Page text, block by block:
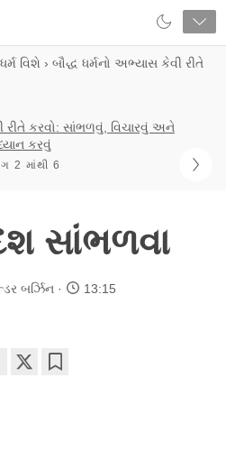
વિશે › બૌદ્ધ ધર્મનો અભ્યાસ કેવી રીતે
રીતે કરવો: સાંભળવું, વિચારવું અને
કરવું
2 માંથી 6
સાંભળવા
બર્ઝિન 13:15